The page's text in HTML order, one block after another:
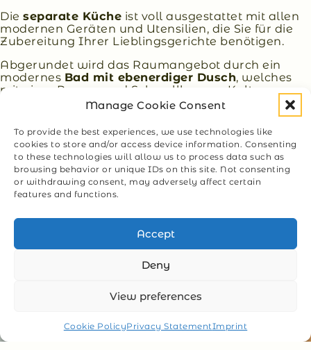
Manage Cookie Consent
To provide the best experiences, we use technologies like
cookies to store and/or access device information. Consenting
to these technologies will allow us to process data such as
browsing behavior or unique IDs on this site. Not consenting
or withdrawing consent, may adversely affect certain
features and functions.
Accept
Deny
View preferences
Cookie PolicyPrivacy StatementImprint
Die separate Küche ist voll ausgestattet mit allen
modernen Geräten und Utensilien, die Sie für die
Zubereitung Ihrer Lieblingsgerichte benötigen.
Abgerundet wird das Raumangebot durch ein
modernes Bad mit ebenerdiger Dusch, welches
mit einer Regen- und Schwallbrause, Kaltwasser-
Strahldüsen und Handbrause für Wellness-
Erleben Sie den unvergleichlichen Komfort und das
anspruchsvolle Design des Towndomizils, das
Ihnen den idealen Rahmen für einen entspannten
Aufenthalt in Stuttgart bietet.